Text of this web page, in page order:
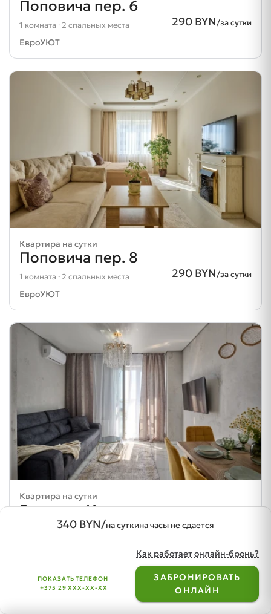
Поповича пер. 6
290 BYN/за сутки
1 комната · 2 спальных места
ЕвроУЮТ
Квартира на сутки
Поповича пер. 8
290 BYN/за сутки
1 комната · 2 спальных места
ЕвроУЮТ
Квартира на сутки
Воинов - Интернационалистов ул.
360 BYN
2 комнаты · 2 спальных места
340 BYN/на суткина часы не сдается
Как работает онлайн-бронь?
ПОКАЗАТЬ ТЕЛЕФОН
+375 29 XXX-XX-XX
ЗАБРОНИРОВАТЬ
ОНЛАЙН
search
Избранное Вход